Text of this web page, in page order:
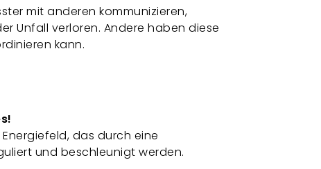
mit anderen kommunizieren,
Unfall verloren. Andere haben diese
kann.
das durch eine
und beschleunigt werden.